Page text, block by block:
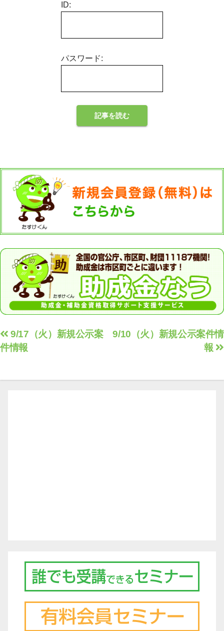
ID:
パスワード:
投
稿
ビ
9/10（火）新規公示案件情
報
9/17（火）新規公示案
件情報